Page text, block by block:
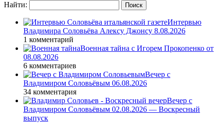
Найти:
Интервью
Владимира Соловьёва Алексу Джонсу 8.08.2026
1 комментарий
Военная тайна с Игорем Прокопенко от
08.08.2026
6 комментариев
Вечер с
Владимиром Соловьёвым 06.08.2026
34 комментария
Вечер с
Владимиром Соловьёвым 02.08.2026 — Воскресный
выпуск